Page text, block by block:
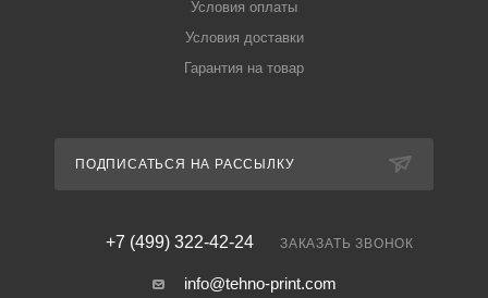
Условия оплаты
Условия доставки
Гарантия на товар
ПОДПИСАТЬСЯ НА РАССЫЛКУ
+7 (499) 322-42-24 ЗАКАЗАТЬ ЗВОНОК
info@tehno-print.com